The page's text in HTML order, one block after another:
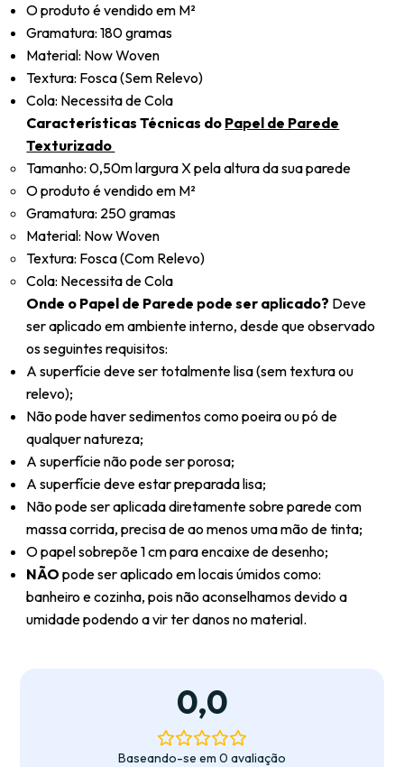
O produto é vendido em M²
Gramatura: 180 gramas
Material: Now Woven
Textura: Fosca (Sem Relevo)
Cola: Necessita de Cola
Características Técnicas do Papel de Parede
Texturizado
Tamanho: 0,50m largura X pela altura da sua parede
O produto é vendido em M²
Gramatura: 250 gramas
Material: Now Woven
Textura: Fosca (Com Relevo)
Cola: Necessita de Cola
Onde o Papel de Parede pode ser aplicado? Deve
ser aplicado em ambiente interno, desde que observado
os seguintes requisitos:
A superfície deve ser totalmente lisa (sem textura ou
relevo);
Não pode haver sedimentos como poeira ou pó de
qualquer natureza;
A superfície não pode ser porosa;
A superfície deve estar preparada lisa;
Não pode ser aplicada diretamente sobre parede com
massa corrida, precisa de ao menos uma mão de tinta;
O papel sobrepõe 1 cm para encaixe de desenho;
NÃO pode ser aplicado em locais úmidos como:
banheiro e cozinha, pois não aconselhamos devido a
umidade podendo a vir ter danos no material.
0,0
Baseando-se em 0 avaliação